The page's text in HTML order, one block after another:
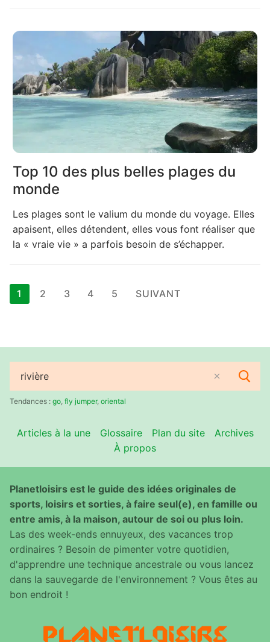
Top 10 des plus belles plages du
monde
Les plages sont le valium du monde du voyage. Elles
apaisent, elles détendent, elles vous font réaliser que
la « vraie vie » a parfois besoin de s’échapper.
Pagination
des
1 2 3 4 5 SUIVANT
Rechercher
:Tendances : go fly jumper, oriental
Articles à la une Glossaire Plan du site
Archives
À propos
Planetloisirs est le guide des idées originales de
sports, loisirs et sorties, à faire seul(e), en famille ou
entre amis, à la maison, autour de soi ou plus loin.
Las des week-ends ennuyeux, des vacances trop
ordinaires ? Besoin de pimenter votre quotidien,
d'apprendre une technique ancestrale ou vous lancez
dans la sauvegarde de l'environnement ? Vous êtes au
bon endroit !